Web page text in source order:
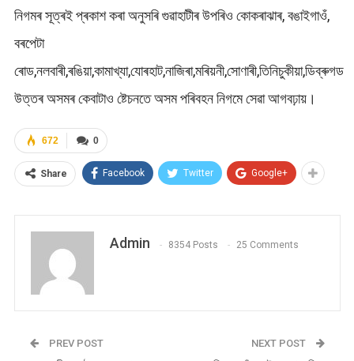
নিগমৰ সূত্ৰই প্ৰকাশ কৰা অনুসৰি গুৱাহাটীৰ উপৰিও কোকৰাঝাৰ, বঙাইগাওঁ,
বৰপেটা
ৰোড,নলবাৰী,ৰঙিয়া,কামাখ্যা,যোৰহাট,নাজিৰা,মৰিয়নী,সোণাৰী,তিনিচুকীয়া,ডিব্ৰুগড
উত্তৰ অসমৰ কেবাটাও ষ্টেচনতে অসম পৰিবহন নিগমে সেৱা আগবঢ়ায়।
0
672
Share Facebook Twitter Google+
Admin 8354 Posts 25 Comments
PREV POST NEXT POST